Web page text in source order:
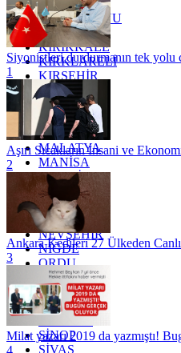
KARS
KASTAMONU
KAYSERİ
KIRIKKALE
KIRKLARELİ
KIRŞEHİR
KOCAELİ
KONYA
KÜTAHYA
KİLİS
MALATYA
MANİSA
MARDİN
MERSİN
MUĞLA
MUŞ
NEVŞEHİR
NİĞDE
ORDU
OSMANİYE
RİZE
SAKARYA
SAMSUN
SİNOP
SİVAS
Siyonistleri durdurmanın tek yolu
1
Aşırı Sıcakların İnsani ve
2
Ankara Kedileri 27 Ülkeden
3
Milat yazarı 2019 da yazmıştı!
4